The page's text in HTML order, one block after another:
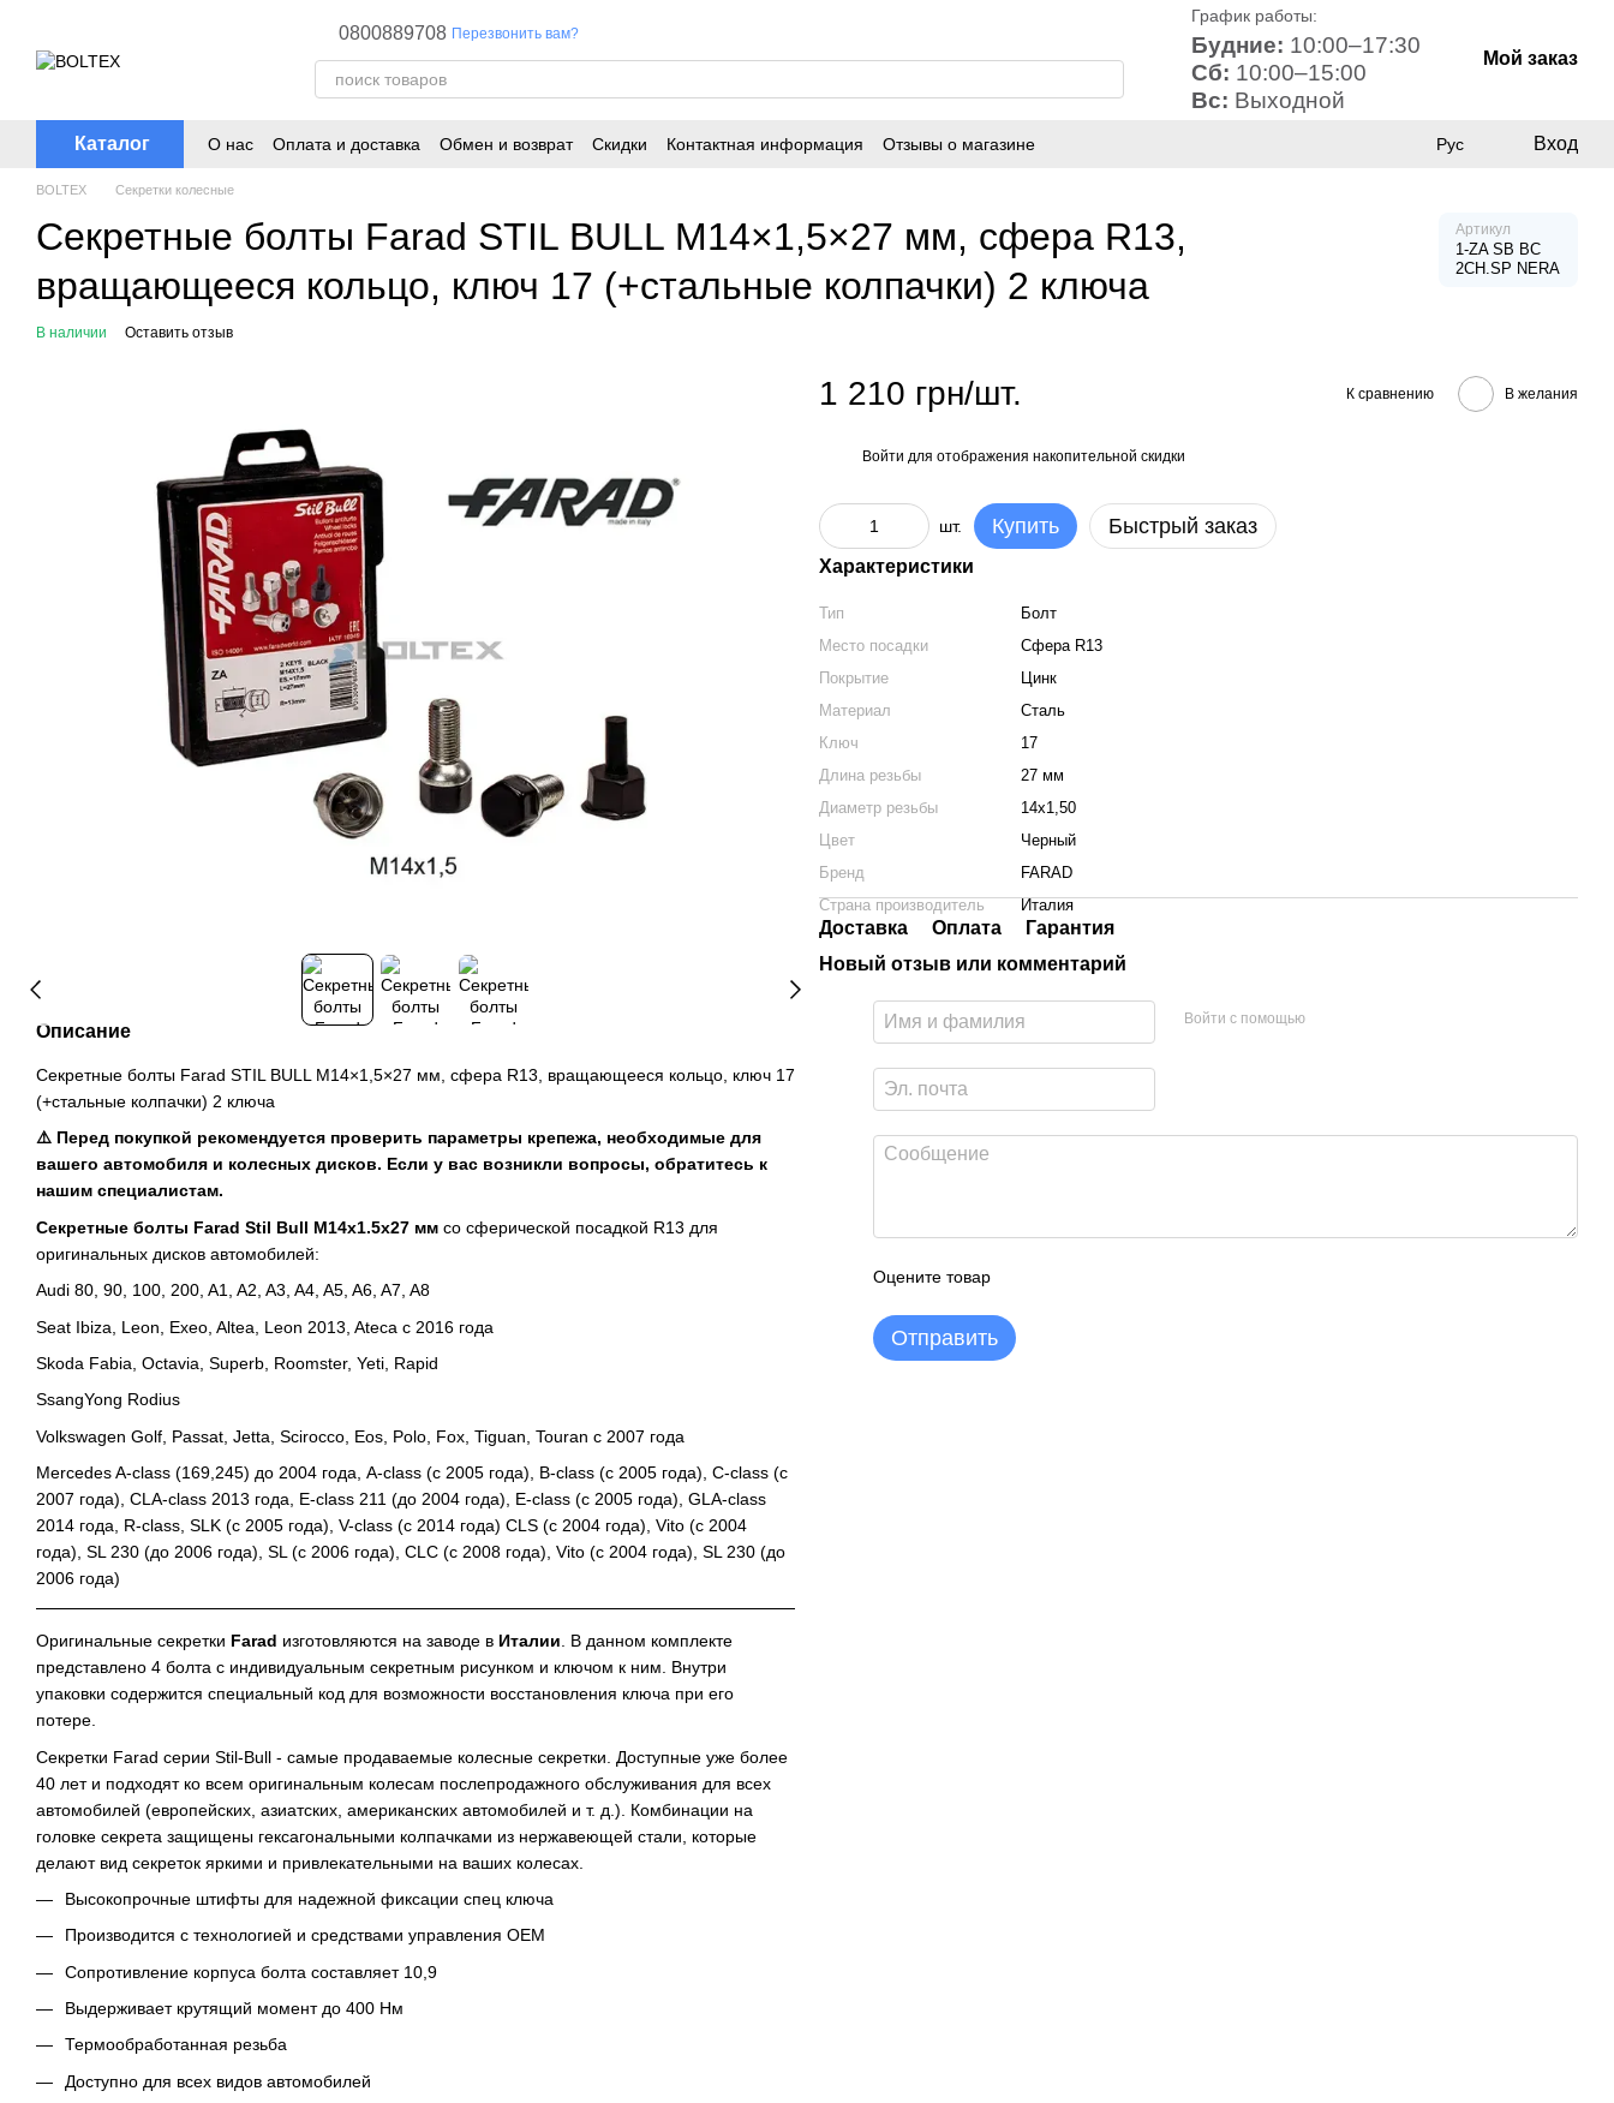
0800889708 Перезвонить вам?
График работы:
Будние: 10:00–17:30
Сб: 10:00–15:00
Вс: Выходной
Мой заказ
Каталог О нас Оплата и доставка Обмен и возврат Скидки Контактная информация Отзывы о магазине Рус Вход
BOLTEX Секретки колесные
Секретные болты Farad STIL BULL M14×1,5×27 мм, сфера R13,
вращающееся кольцо, ключ 17 (+стальные колпачки) 2 ключа
Артикул
1-ZA SB BC
2CH.SP NERA
В наличии Оставить отзыв
Описание
Секретные болты Farad STIL BULL M14×1,5×27 мм, сфера R13, вращающееся кольцо, ключ 17
(+стальные колпачки) 2 ключа
⚠️ Перед покупкой рекомендуется проверить параметры крепежа, необходимые для
вашего автомобиля и колесных дисков. Если у вас возникли вопросы, обратитесь к
нашим специалистам.
Секретные болты Farad Stil Bull M14x1.5x27 мм со сферической посадкой R13 для
оригинальных дисков автомобилей:
Audi 80, 90, 100, 200, A1, A2, A3, A4, A5, A6, A7, A8
Seat Ibiza, Leon, Exeo, Altea, Leon 2013, Ateca с 2016 года
Skoda Fabia, Octavia, Superb, Roomster, Yeti, Rapid
SsangYong Rodius
Volkswagen Golf, Passat, Jetta, Scirocco, Eos, Polo, Fox, Tiguan, Touran с 2007 года
Mercedes A-class (169,245) до 2004 года, A-class (с 2005 года), B-class (с 2005 года), C-class (с
2007 года), CLA-class 2013 года, E-class 211 (до 2004 года), E-class (с 2005 года), GLA-class
2014 года, R-class, SLK (с 2005 года), V-class (с 2014 года) CLS (с 2004 года), Vito (с 2004
года), SL 230 (до 2006 года), SL (с 2006 года), CLC (с 2008 года), Vito (с 2004 года), SL 230 (до
2006 года)
Оригинальные секретки Farad изготовляются на заводе в Италии . В данном комплекте
представлено 4 болта с индивидуальным секретным рисунком и ключом к ним. Внутри
упаковки содержится специальный код для возможности восстановления ключа при его
потере.
Секретки Farad серии Stil-Bull - самые продаваемые колесные секретки. Доступные уже более
40 лет и подходят ко всем оригинальным колесам послепродажного обслуживания для всех
автомобилей (европейских, азиатских, американских автомобилей и т. д.). Комбинации на
головке секрета защищены гексагональными колпачками из нержавеющей стали, которые
делают вид секреток яркими и привлекательными на ваших колесах.
Высокопрочные штифты для надежной фиксации спец ключа
Производится с технологией и средствами управления OEM
Сопротивление корпуса болта составляет 10,9
Выдерживает крутящий момент до 400 Нм
Термообработанная резьба
Доступно для всех видов автомобилей
1 210 грн/шт. К сравнению В желания
Войти для отображения накопительной скидки
шт. Купить Быстрый заказ
Характеристики
Тип
Болт
Место посадки
Сфера R13
Покрытие
Цинк
Материал
Сталь
Ключ
17
Длина резьбы
27 мм
Диаметр резьбы
14x1,50
Цвет
Черный
Бренд
FARAD
Страна производитель
Италия
Доставка Оплата
Гарантия
Новый отзыв или комментарий
Войти с помощью
Оцените товар
Отправить